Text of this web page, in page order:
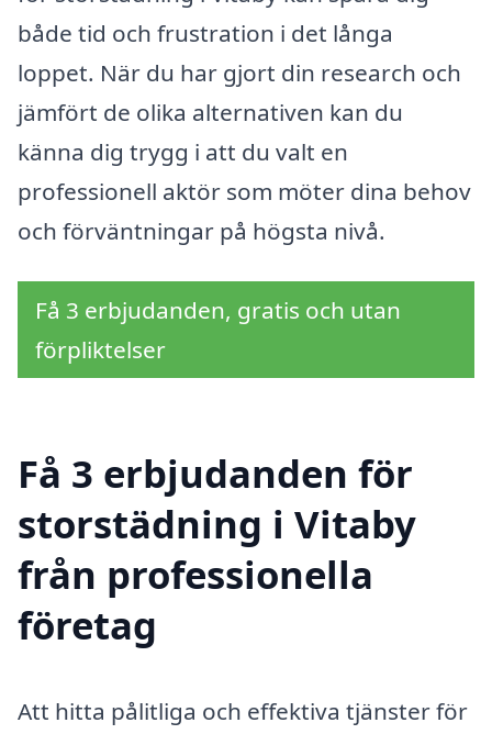
både tid och frustration i det långa
loppet. När du har gjort din research och
jämfört de olika alternativen kan du
känna dig trygg i att du valt en
professionell aktör som möter dina behov
och förväntningar på högsta nivå.
Få 3 erbjudanden, gratis och utan
förpliktelser
Få 3 erbjudanden för
storstädning i Vitaby
från professionella
företag
Att hitta pålitliga och effektiva tjänster för